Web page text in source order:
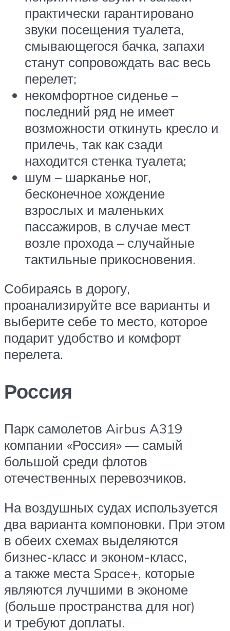
практически гарантировано
звуки посещения туалета,
смывающегося бачка, запахи
станут сопровождать вас весь
перелет;
некомфортное сиденье –
последний ряд не имеет
возможности откинуть кресло и
прилечь, так как сзади
находится стенка туалета;
шум – шарканье ног,
бесконечное хождение
взрослых и маленьких
пассажиров, в случае мест
возле прохода – случайные
тактильные прикосновения.
Собираясь в дорогу,
проанализируйте все варианты и
выберите себе то место, которое
подарит удобство и комфорт
перелета.
Россия
Парк самолетов Airbus A319
компании «Россия» — самый
большой среди флотов
отечественных перевозчиков.
На воздушных судах используется
два варианта компоновки. При этом
в обеих схемах выделяются
бизнес-класс и эконом-класс,
а также места Space+, которые
являются лучшими в экономе
(больше пространства для ног)
и требуют доплаты.